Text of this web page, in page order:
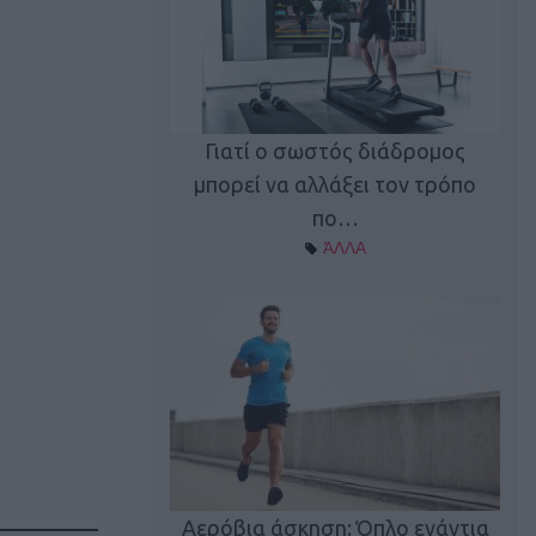
το 2026!
Γιατί ο σωστός διάδρομος
μπορεί να αλλάξει τον τρόπο
πο…
ΆΛΛΑ
Αερόβια άσκηση: Όπλο ενάντια